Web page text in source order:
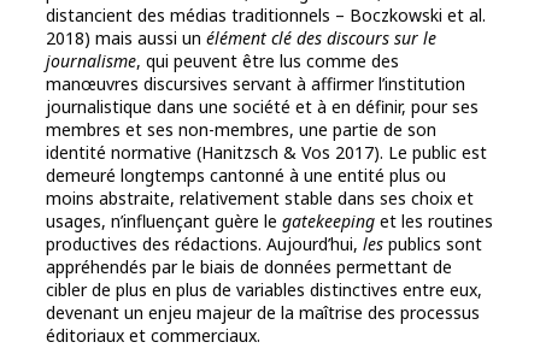
distancient des médias traditionnels – Boczkowski et al.
2018) mais aussi un élément clé des discours sur le
journalisme, qui peuvent être lus comme des
manœuvres discursives servant à affirmer l’institution
journalistique dans une société et à en définir, pour ses
membres et ses non-membres, une partie de son
identité normative (Hanitzsch & Vos 2017). Le public est
demeuré longtemps cantonné à une entité plus ou
moins abstraite, relativement stable dans ses choix et
usages, n’influençant guère le gatekeeping et les routines
productives des rédactions. Aujourd’hui, les publics sont
appréhendés par le biais de données permettant de
cibler de plus en plus de variables distinctives entre eux,
devenant un enjeu majeur de la maîtrise des processus
éditoriaux et commerciaux.